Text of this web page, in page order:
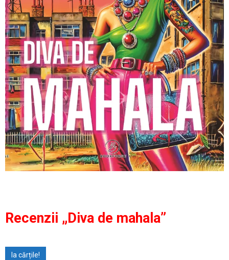
Recenzii „Diva de mahala”
Ia cărțile!